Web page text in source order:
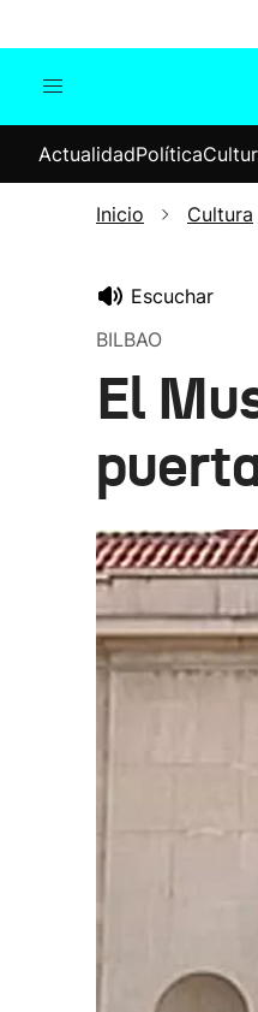
Internacional
ActualidadPolítica
Inicio Cultura
Escuchar
BILBAO
El